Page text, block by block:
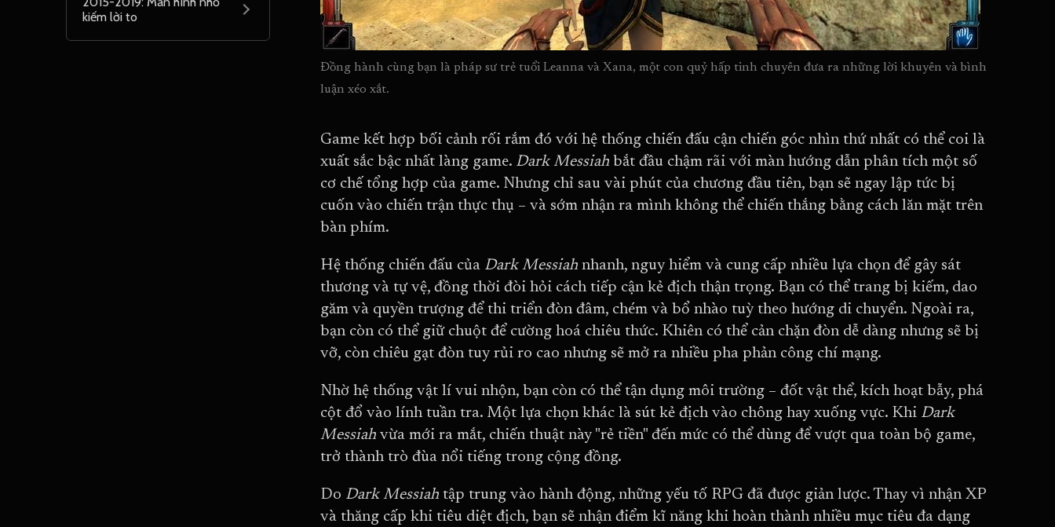
kiếm lời to
Đồng hành cùng bạn là pháp sư trẻ tuổi Leanna và Xana, một con quỷ hấp tinh chuyên đưa ra những lời khuyên và bình
luận xéo xắt.
Game kết hợp bối cảnh rối rắm đó với hệ thống chiến đấu cận chiến góc nhìn thứ nhất có thể coi là
xuất sắc bậc nhất làng game. Dark Messiah bắt đầu chậm rãi với màn hướng dẫn phân tích một số
cơ chế tổng hợp của game. Nhưng chỉ sau vài phút của chương đầu tiên, bạn sẽ ngay lập tức bị
cuốn vào chiến trận thực thụ – và sớm nhận ra mình không thể chiến thắng bằng cách lăn mặt trên
bàn phím.
Hệ thống chiến đấu của Dark Messiah nhanh, nguy hiểm và cung cấp nhiều lựa chọn để gây sát
thương và tự vệ, đồng thời đòi hỏi cách tiếp cận kẻ địch thận trọng. Bạn có thể trang bị kiếm, dao
găm và quyền trượng để thi triển đòn đâm, chém và bổ nhào tuỳ theo hướng di chuyển. Ngoài ra,
bạn còn có thể giữ chuột để cường hoá chiêu thức. Khiên có thể cản chặn đòn dễ dàng nhưng sẽ bị
vỡ, còn chiêu gạt đòn tuy rủi ro cao nhưng sẽ mở ra nhiều pha phản công chí mạng.
Nhờ hệ thống vật lí vui nhộn, bạn còn có thể tận dụng môi trường – đốt vật thể, kích hoạt bẫy, phá
cột đổ vào lính tuần tra. Một lựa chọn khác là sút kẻ địch vào chông hay xuống vực. Khi Dark
Messiah vừa mới ra mắt, chiến thuật này "rẻ tiền" đến mức có thể dùng để vượt qua toàn bộ game,
trở thành trò đùa nổi tiếng trong cộng đồng.
Do Dark Messiah tập trung vào hành động, những yếu tố RPG đã được giản lược. Thay vì nhận XP
và thăng cấp khi tiêu diệt địch, bạn sẽ nhận điểm kĩ năng khi hoàn thành nhiều mục tiêu đa dạng